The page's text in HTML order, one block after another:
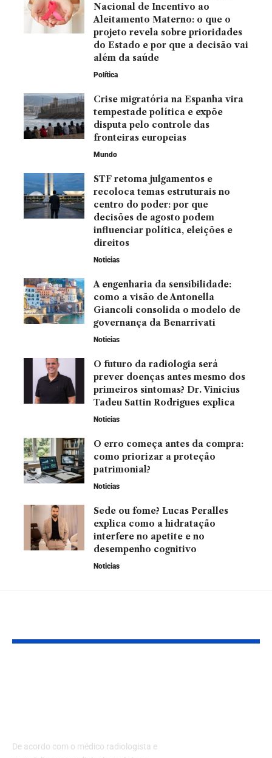
Nacional de Incentivo ao
Aleitamento Materno: o que o
projeto revela sobre prioridades
do Estado e por que a decisão vai
além da saúde
Política
Crise migratória na Espanha vira
tempestade política e expõe
disputa pelo controle das
fronteiras europeias
Mundo
STF retoma julgamentos e
recoloca temas estruturais no
centro do poder: por que
decisões de agosto podem
influenciar política, eleições e
direitos
Noticias
A engenharia da sensibilidade:
como a visão de Antonella
Giancoli consolida o modelo de
governança da Benarrivati
Noticias
O futuro da radiologia será
prever doenças antes mesmo dos
primeiros sintomas? Dr. Vinicius
Tadeu Sattin Rodrigues explica
Noticias
O erro começa antes da compra:
como priorizar a proteção
patrimonial?
Noticias
Sede ou fome? Lucas Peralles
explica como a hidratação
interfere no apetite e no
desempenho cognitivo
Noticias
De acordo com o médico radiologista e